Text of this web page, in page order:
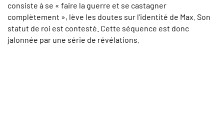
consiste à se « faire la guerre et se castagner
complètement », lève les doutes sur l’identité de Max. Son
statut de roi est contesté. Cette séquence est donc
jalonnée par une série de révélations.